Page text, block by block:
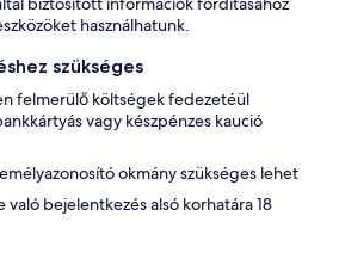
használhatunk.
szükséges
felmerülő költségek fedezetéül
vagy készpénzes kaució
okmány szükséges lehet
való bejelentkezés alsó korhatára 18